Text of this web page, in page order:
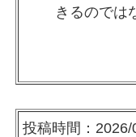
きるのでは
投稿時間：